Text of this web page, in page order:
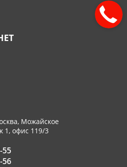
, Можайское
1, офис 119/3
55
56